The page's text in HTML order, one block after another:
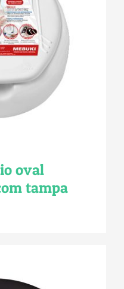
oval
tampa